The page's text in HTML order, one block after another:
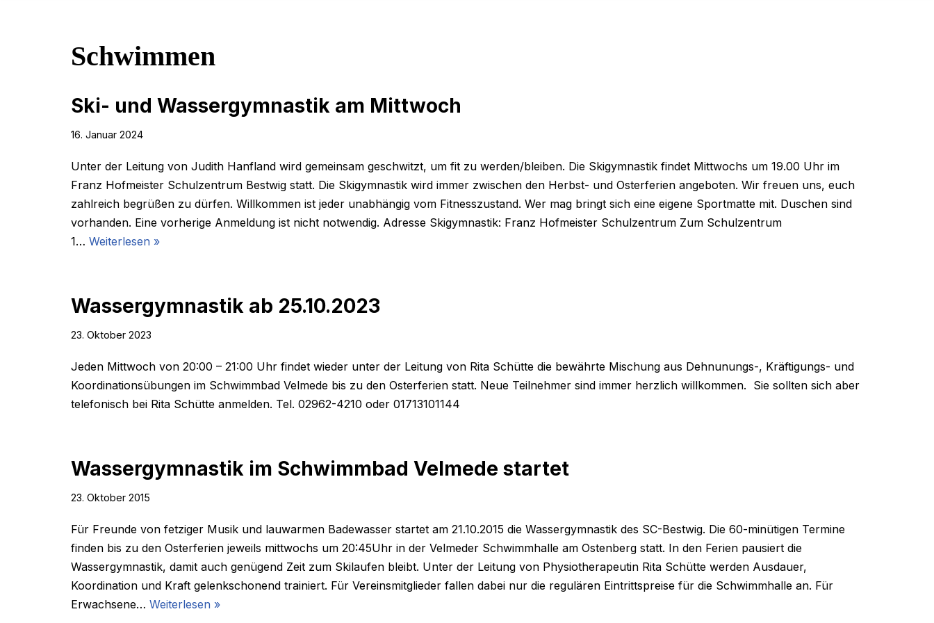
Schwimmen
Ski- und Wassergymnastik am Mittwoch
16. Januar 2024
Unter der Leitung von Judith Hanfland wird gemeinsam geschwitzt, um fit zu werden/bleiben. Die Skigymnastik findet Mittwochs um 19.00 Uhr im
Franz Hofmeister Schulzentrum Bestwig statt. Die Skigymnastik wird immer zwischen den Herbst- und Osterferien angeboten. Wir freuen uns, euch
zahlreich begrüßen zu dürfen. Willkommen ist jeder unabhängig vom Fitnesszustand. Wer mag bringt sich eine eigene Sportmatte mit. Duschen sind
vorhanden. Eine vorherige Anmeldung ist nicht notwendig. Adresse Skigymnastik: Franz Hofmeister Schulzentrum Zum Schulzentrum
1… Weiterlesen »
Wassergymnastik ab 25.10.2023
23. Oktober 2023
Jeden Mittwoch von 20:00 – 21:00 Uhr findet wieder unter der Leitung von Rita Schütte die bewährte Mischung aus Dehnunungs-, Kräftigungs- und
Koordinationsübungen im Schwimmbad Velmede bis zu den Osterferien statt. Neue Teilnehmer sind immer herzlich willkommen. Sie sollten sich aber
telefonisch bei Rita Schütte anmelden. Tel. 02962-4210 oder 01713101144
Wassergymnastik im Schwimmbad Velmede startet
23. Oktober 2015
Für Freunde von fetziger Musik und lauwarmen Badewasser startet am 21.10.2015 die Wassergymnastik des SC-Bestwig. Die 60-minütigen Termine
finden bis zu den Osterferien jeweils mittwochs um 20:45Uhr in der Velmeder Schwimmhalle am Ostenberg statt. In den Ferien pausiert die
Wassergymnastik, damit auch genügend Zeit zum Skilaufen bleibt. Unter der Leitung von Physiotherapeutin Rita Schütte werden Ausdauer,
Koordination und Kraft gelenkschonend trainiert. Für Vereinsmitglieder fallen dabei nur die regulären Eintrittspreise für die Schwimmhalle an. Für
Erwachsene… Weiterlesen »